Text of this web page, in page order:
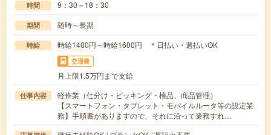
時間 9：30～18：30
期間 随時～長期
時給 時給1400円～時給1600円 ＊日払い・週払いOK
交通費
月上限1.5万円まで支給
仕事内容
軽作業（仕分け・ピッキング・検品、商品管理）
【スマートフォン・タブレット・モバイルルータ等の設定業
務】手順書がありますので、それに沿って業務すれ…